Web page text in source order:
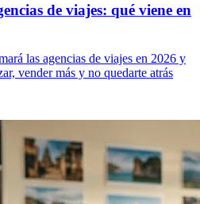
de viajes: qué viene en
las agencias de viajes en 2026 y
vender más y no quedarte atrás